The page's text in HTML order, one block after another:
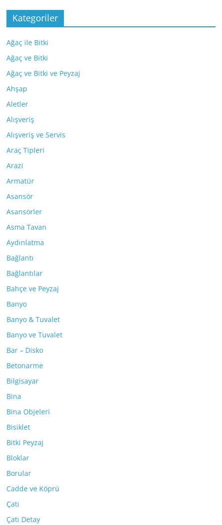
Kategoriler
Ağaç ile Bitki
Ağaç ve Bitki
Ağaç ve Bitki ve Peyzaj
Ahşap
Aletler
Alışveriş
Alışveriş ve Servis
Araç Tipleri
Arazi
Armatür
Asansör
Asansörler
Asma Tavan
Aydınlatma
Bağlantı
Bağlantılar
Bahçe ve Peyzaj
Banyo
Banyo & Tuvalet
Banyo ve Tuvalet
Bar – Disko
Betonarme
Bilgisayar
Bina
Bina Objeleri
Bisiklet
Bitki Peyzaj
Bloklar
Borular
Cadde ve Köprü
Çatı
Çatı Detay